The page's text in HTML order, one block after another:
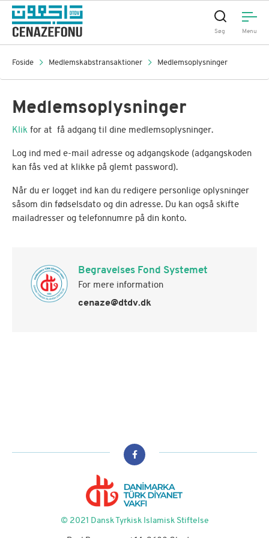
Menu
Søg
Foside Medlemskabstransaktioner Medlemsoplysninger
Medlemsoplysninger
Klik for at få adgang til dine medlemsoplysninger.
Log ind med e-mail adresse og adgangskode (adgangskoden
kan fås ved at klikke på glemt password).
Når du er logget ind kan du redigere personlige oplysninger
såsom din fødselsdato og din adresse. Du kan også skifte
mailadresser og telefonnumre på din konto.
Begravelses Fond Systemet
For mere information
cenaze@dtdv.dk
© 2021 Dansk Tyrkisk Islamisk Stiftelse